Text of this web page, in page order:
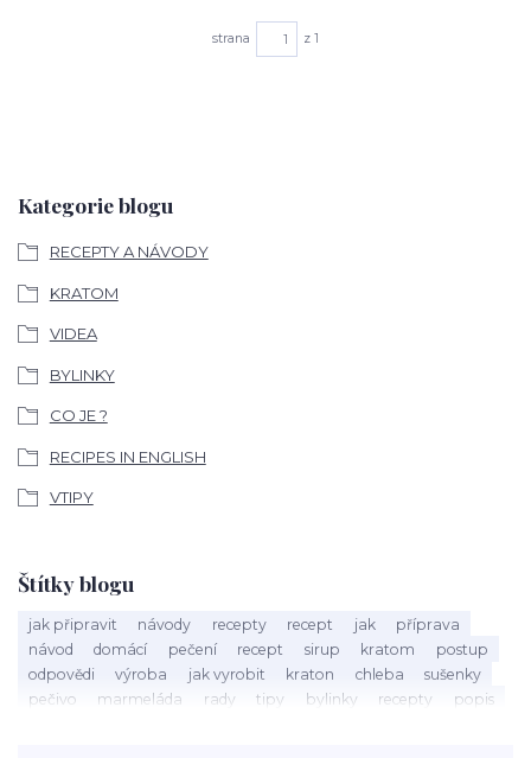
Kategorie blogu
RECEPTY A NÁVODY
KRATOM
VIDEA
BYLINKY
CO JE ?
RECIPES IN ENGLISH
VTIPY
Štítky blogu
jak připravit návody recepty recept jak
příprava
návod
domácí pečení recept sirup kratom
postup
odpovědi
výroba jak vyrobit kraton chleba
sušenky
pečivo
marmeláda rady tipy bylinky recepty
popis
strana z 1